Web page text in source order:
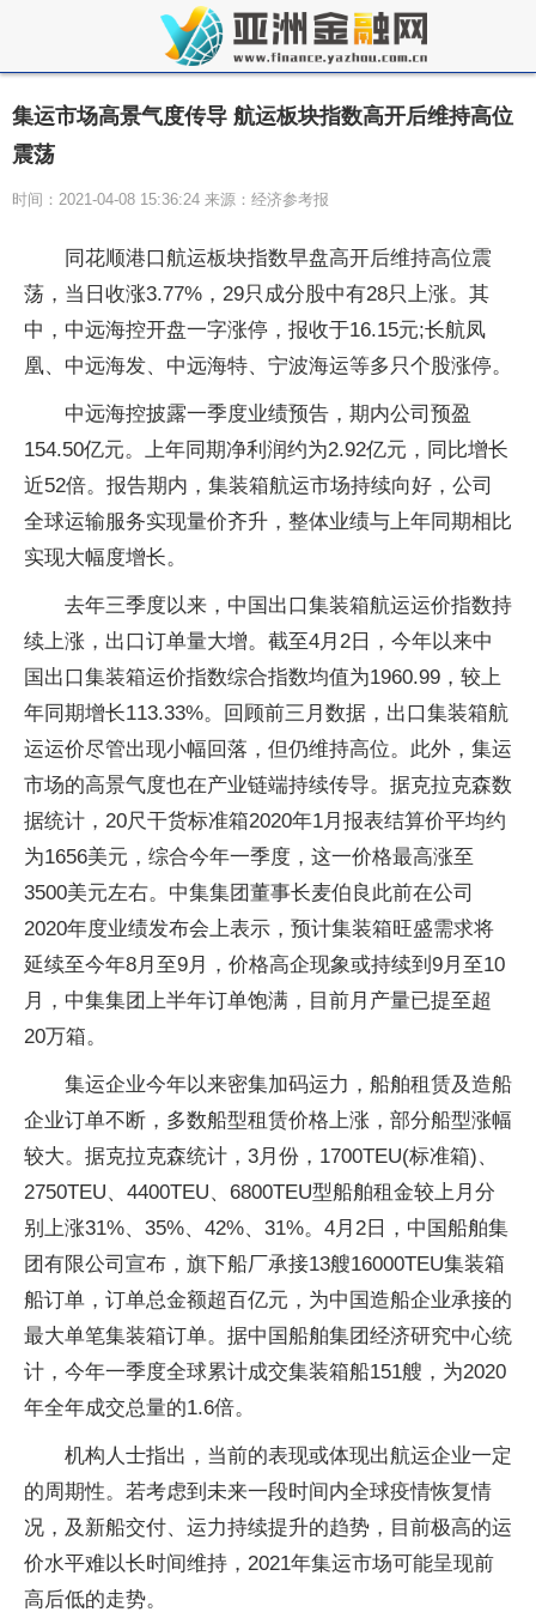
集运市场高景气度传导 航运板块指数高开后维持高位
震荡
时间：2021-04-08 15:36:24 来源：经济参考报
同花顺港口航运板块指数早盘高开后维持高位震
荡，当日收涨3.77%，29只成分股中有28只上涨。其
中，中远海控开盘一字涨停，报收于16.15元;长航凤
凰、中远海发、中远海特、宁波海运等多只个股涨停。
中远海控披露一季度业绩预告，期内公司预盈
154.50亿元。上年同期净利润约为2.92亿元，同比增长
近52倍。报告期内，集装箱航运市场持续向好，公司
全球运输服务实现量价齐升，整体业绩与上年同期相比
实现大幅度增长。
去年三季度以来，中国出口集装箱航运运价指数持
续上涨，出口订单量大增。截至4月2日，今年以来中
国出口集装箱运价指数综合指数均值为1960.99，较上
年同期增长113.33%。回顾前三月数据，出口集装箱航
运运价尽管出现小幅回落，但仍维持高位。此外，集运
市场的高景气度也在产业链端持续传导。据克拉克森数
据统计，20尺干货标准箱2020年1月报表结算价平均约
为1656美元，综合今年一季度，这一价格最高涨至
3500美元左右。中集集团董事长麦伯良此前在公司
2020年度业绩发布会上表示，预计集装箱旺盛需求将
延续至今年8月至9月，价格高企现象或持续到9月至10
月，中集集团上半年订单饱满，目前月产量已提至超
20万箱。
集运企业今年以来密集加码运力，船舶租赁及造船
企业订单不断，多数船型租赁价格上涨，部分船型涨幅
较大。据克拉克森统计，3月份，1700TEU(标准箱)、
2750TEU、4400TEU、6800TEU型船舶租金较上月分
别上涨31%、35%、42%、31%。4月2日，中国船舶集
团有限公司宣布，旗下船厂承接13艘16000TEU集装箱
船订单，订单总金额超百亿元，为中国造船企业承接的
最大单笔集装箱订单。据中国船舶集团经济研究中心统
计，今年一季度全球累计成交集装箱船151艘，为2020
年全年成交总量的1.6倍。
机构人士指出，当前的表现或体现出航运企业一定
的周期性。若考虑到未来一段时间内全球疫情恢复情
况，及新船交付、运力持续提升的趋势，目前极高的运
价水平难以长时间维持，2021年集运市场可能呈现前
高后低的走势。